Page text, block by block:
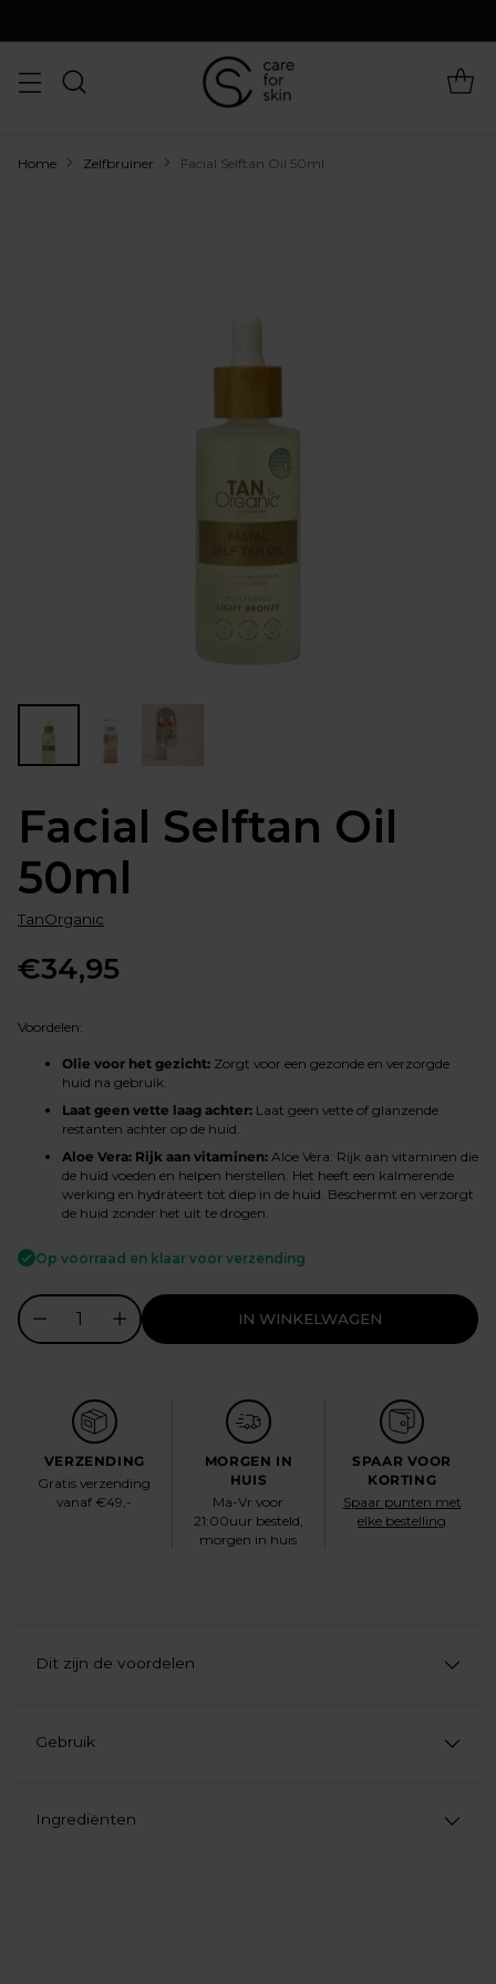
Home Zelfbruiner Facial Selftan Oil 50ml
Facial Selftan Oil
50ml
TanOrganic
Normale
prijs
€34,95
Voordelen:
Olie voor het gezicht: Zorgt voor een gezonde en verzorgde
huid na gebruik.
Laat geen vette laag achter: Laat geen vette of glanzende
restanten achter op de huid.
Aloe Vera: Rijk aan vitaminen: Aloe Vera: Rijk aan vitaminen die
de huid voeden en helpen herstellen. Het heeft een kalmerende
werking en hydrateert tot diep in de huid. Beschermt en verzorgt
de huid zonder het uit te drogen.
Op voorraad en klaar voor verzending
IN WINKELWAGEN
VERZENDING
Gratis verzending
vanaf €49,-
MORGEN IN
HUIS
Ma-Vr voor
21:00uur besteld,
morgen in huis
SPAAR VOOR
KORTING
Spaar punten met
elke bestelling
Dit zijn de voordelen
Gebruik
Ingrediënten